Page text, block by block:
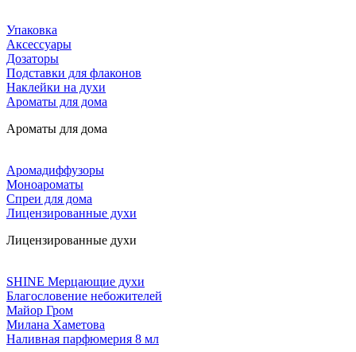
Упаковка
Аксессуары
Дозаторы
Подставки для флаконов
Наклейки на духи
Ароматы для дома
Ароматы для дома
Аромадиффузоры
Моноароматы
Спреи для дома
Лицензированные духи
Лицензированные духи
SHINE Мерцающие духи
Благословение небожителей
Майор Гром
Милана Хаметова
Наливная парфюмерия 8 мл